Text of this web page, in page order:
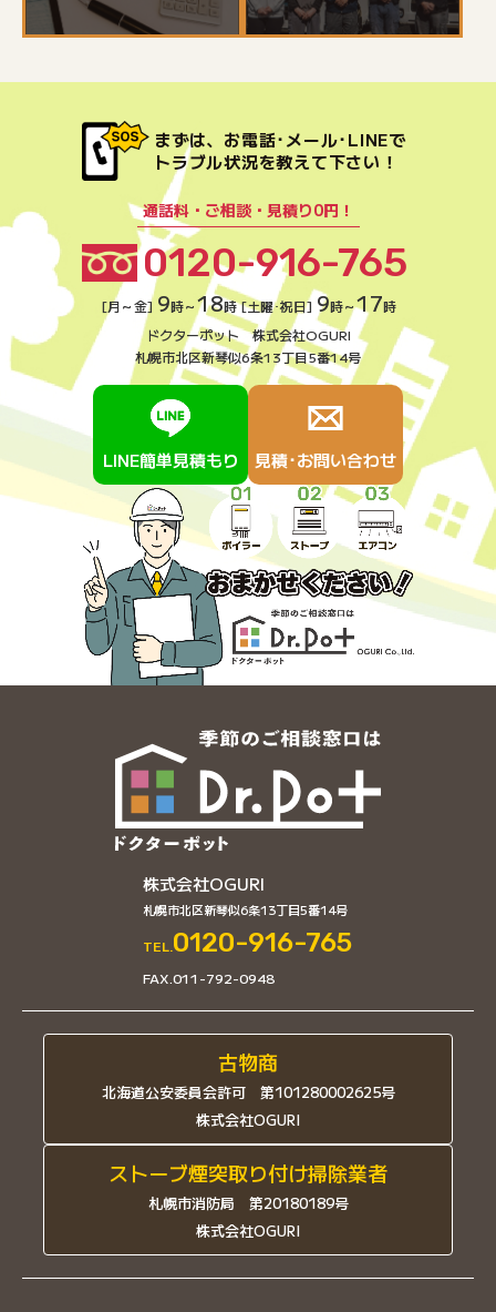
まずは、お電話･メール･LINEで
トラブル状況を教えて下さい！
通話料・ご相談・見積り0円！
0120-916-765
[月～金] 9時～18時 [土曜･祝日] 9時～17時
ドクターポット 株式会社OGURI
札幌市北区新琴似6条13丁目5番14号
LINE簡単見積もり 見積･お問い合わせ
株式会社OGURI
札幌市北区新琴似6条13丁目5番14号
TEL. 0120-916-765
FAX.011-792-0948
古物商
北海道公安委員会許可 第101280002625号
株式会社OGURI
ストーブ煙突取り付け掃除業者
札幌市消防局 第20180189号
株式会社OGURI